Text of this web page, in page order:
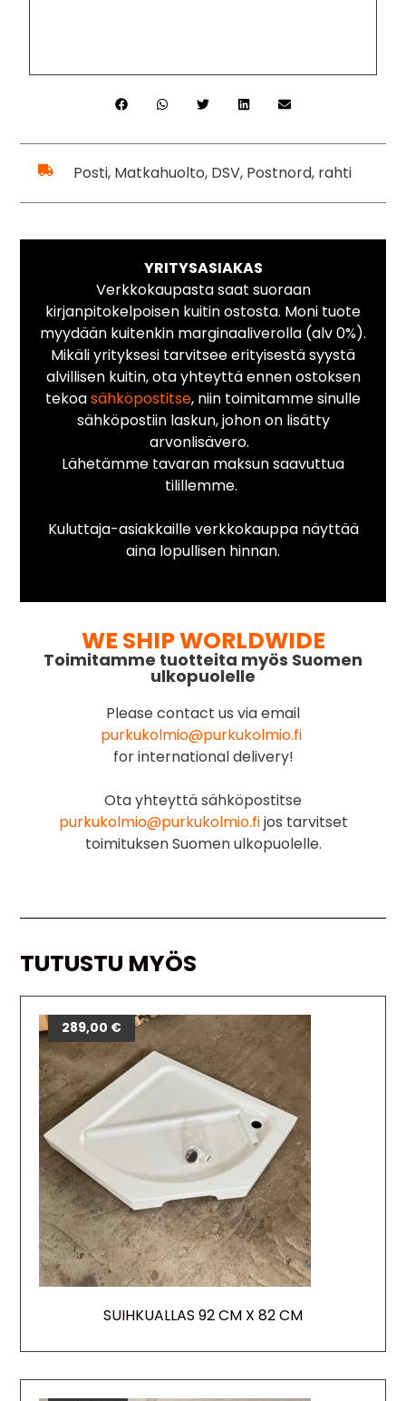
Posti, Matkahuolto, DSV, Postnord, rahti
YRITYSASIAKAS
Verkkokaupasta saat suoraan
kirjanpitokelpoisen kuitin ostosta. Moni tuote
myydään kuitenkin marginaaliverolla (alv 0%).
Mikäli yrityksesi tarvitsee erityisestä syystä
alvillisen kuitin, ota yhteyttä ennen ostoksen
tekoasähköpostitse, niin toimitamme sinulle
sähköpostiin laskun, johon on lisätty
arvonlisävero.
Lähetämme tavaran maksun saavuttua
tilillemme.
Kuluttaja-asiakkaille verkkokauppa näyttää
aina lopullisen hinnan.
WE SHIP WORLDWIDE
Toimitamme tuotteita myös Suomen
ulkopuolelle
Please contact us via email
purkukolmio@purkukolmio.fi
for international delivery!
Ota yhteyttä sähköpostitse
purkukolmio@purkukolmio.fijos tarvitset
toimituksen Suomen ulkopuolelle.
TUTUSTU MYÖS
SUIHKUALLAS 92 CM X 82 CM
289,00 €